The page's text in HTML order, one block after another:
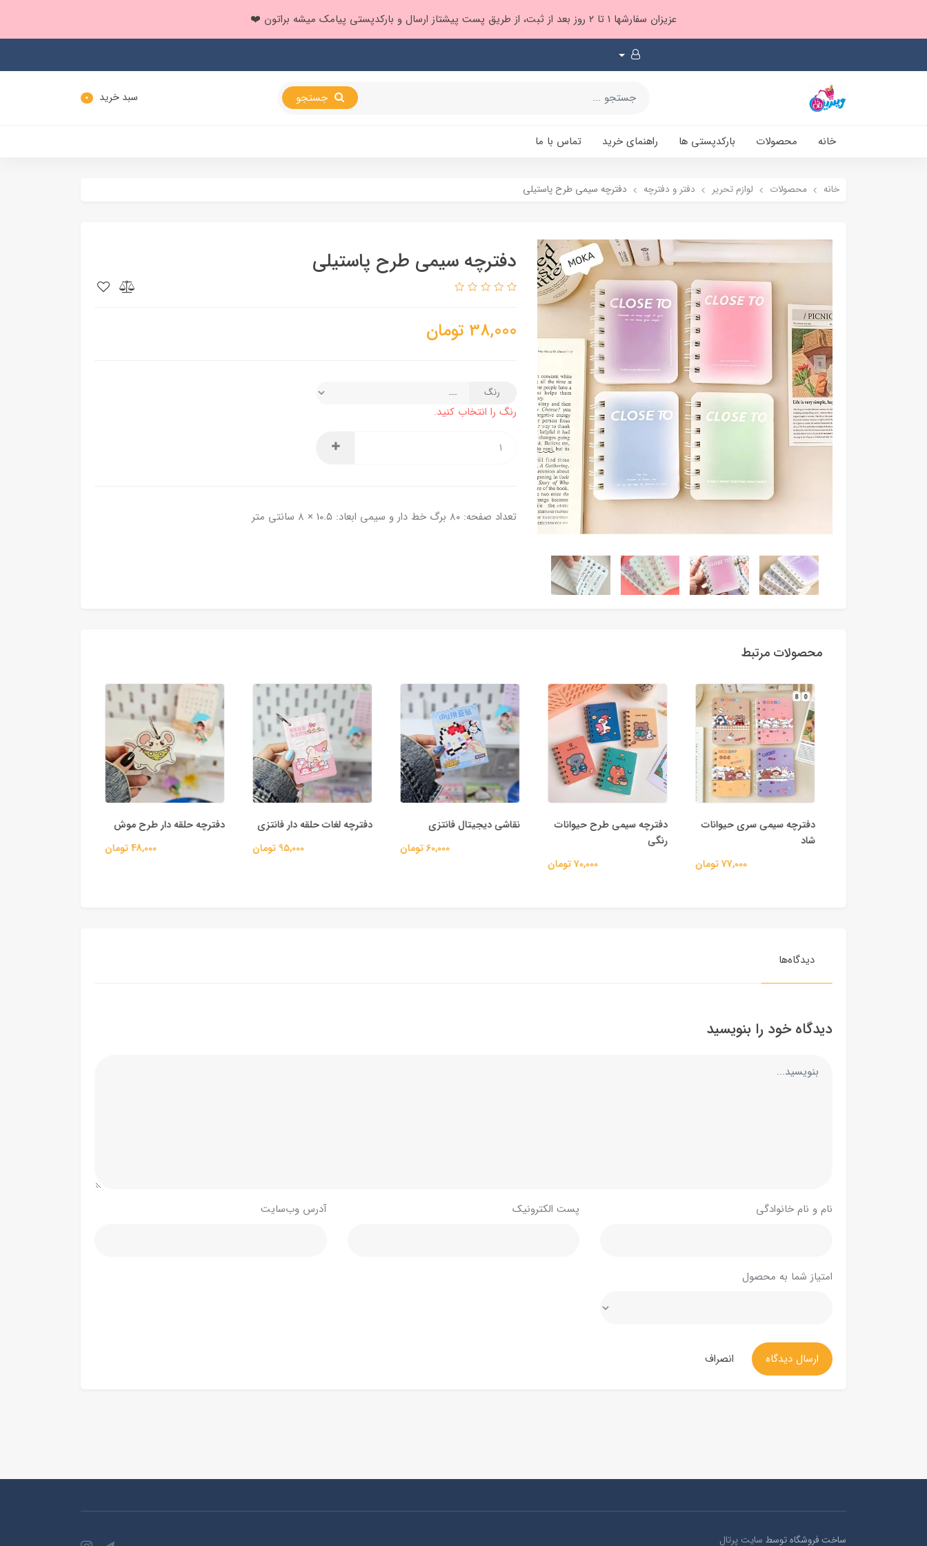
عزیزان سفارشها ۱ تا ۲ روز بعد از ثبت، از طریق پست پیشتاز ارسال و بارکدپستی پیامک میشه براتون ❤️
سبد خرید 0
خانه محصولات بارکدپستی ها راهنمای خرید تماس با ما
خانه محصولات لوازم تحریر دفتر و دفترچه دفترچه سیمی طرح پاستیلی
دفترچه سیمی طرح پاستیلی
38,000 تومان
رنگ
رنگ را انتخاب کنید.
تعداد صفحه: ۸۰ برگ خط دار و سیمی ابعاد: ۱۰.۵ × ۸ سانتی متر
محصولات مرتبط
دفترچه سیمی سری حیوانات
شاد
77,000 تومان
دفترچه سیمی طرح حیوانات
رنگی
70,000 تومان
نقاشی دیجیتال فانتزی
60,000 تومان
دفترچه لغات حلقه دار فانتزی
95,000 تومان
دفترچه حلقه دار طرح موش
48,000 تومان
دیدگاه‌ها
دیدگاه خود را بنویسید
نام و نام خانوادگی پست الکترونیک آدرس وب‌سایت
امتیاز شما به محصول
ارسال دیدگاه انصراف
ساخت فروشگاه توسط سایت پرتال